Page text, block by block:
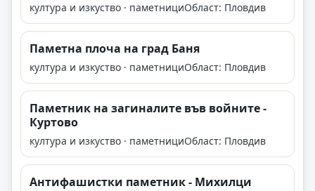
култура и изкуство · паметнициОбласт: Пловдив
Паметна плоча на град Баня
култура и изкуство · паметнициОбласт: Пловдив
Паметник на загиналите във войните -
Куртово
култура и изкуство · паметнициОбласт: Пловдив
Антифашистки паметник - Михилци